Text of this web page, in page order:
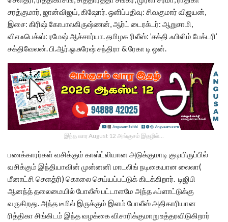
சரத்குமார், ஜான்விஜய், கிஷோர். ஒளிப்பதிவு: சிவகுமார் விஜயன்,
இசை: கிரிஷ் கோபாலகிருஷ்ணன், ஆர்ட் டைரக்டர்: ஆறுசாமி,
விஎஃபெக்ஸ்: ரமேஷ் ஆச்சார்யா. தமிழக ரிலீஸ்: ’சக்தி ஃபிலிம் பேக்டரி’
சக்திவேலன். பி.ஆர்.ஓ.சுரேஷ் சந்திரா & ரேகா டி ஒன்.
இந்த வார August 12 அங்குசம் இதழில்…
பணக்காரர்கள் வசிக்கும் காஸ்ட்லியான அடுக்குமாடி குடியிருப்பில்
வசிக்கும் இந்தியாவின் முன்னனி மாடலிங் நடிகையான லைலா(
மீனாட்சி செளத்ரி) கொலை செய்யப்பட்டுக் கிடக்கிறார். டிஜிபி
ஆனந்த் தலைமையில் போலீஸ் பட்டாளமே அந்த ஃப்ளாட்டுக்கு
வருகிறது. அந்த டீமில் இருக்கும் இளம் போலீஸ் அதிகாரியான
ரித்திகா சிங்கிடம் இந்த வழக்கை விசாரிக்குமாறு உத்தரவிடுகிறார்